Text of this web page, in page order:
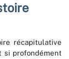
récapitulative
si profondément